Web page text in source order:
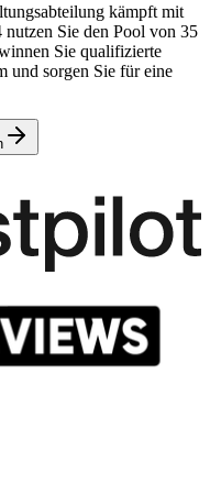
kämpft mit
nutzen Sie den Pool von 35
Sie qualifizierte
und sorgen Sie für eine